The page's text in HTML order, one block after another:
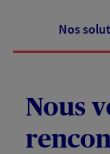
Nos
Nous